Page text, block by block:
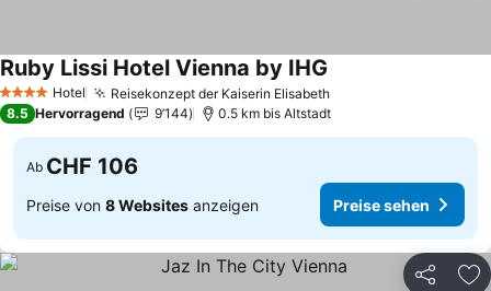
4 Sterne Hotel Reisekonzept der Kaiserin Elisabeth
Ruby Lissi Hotel Vienna by IHG
8.5 Hervorragend 9’144 0.5 km bis Altstadt
Ab CHF 106
Preise von 8 Websites anzeigen Preise sehen
Teilen